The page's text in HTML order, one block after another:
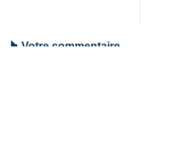
Votre commentaire